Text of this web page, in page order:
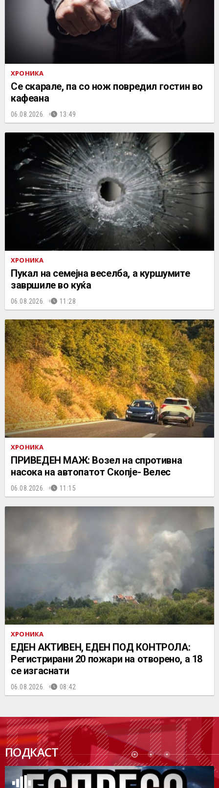
ХРОНИКА
Се скарале, па со нож повредил гостин во
кафеана
06.08.2026. 13:49
ХРОНИКА
Пукал на семејна веселба, а куршумите
завршиле во куќа
06.08.2026. 11:28
ХРОНИКА
ПРИВЕДЕН МАЖ: Возел на спротивна
насока на автопатот Скопје- Велес
06.08.2026. 11:15
ХРОНИКА
ЕДЕН АКТИВЕН, ЕДЕН ПОД КОНТРОЛА:
Регистрирани 20 пожари на отворено, a 18
се изгаснати
06.08.2026. 08:42
ПОДКАСТ
ПОДК